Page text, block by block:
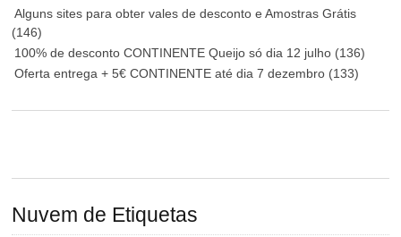
Alguns sites para obter vales de desconto e Amostras Grátis
(146)
100% de desconto CONTINENTE Queijo só dia 12 julho (136)
Oferta entrega + 5€ CONTINENTE até dia 7 dezembro (133)
Nuvem de Etiquetas